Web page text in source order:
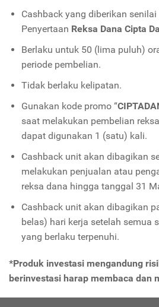
Cashback yang diberikan
Penyertaan Reksa Dana Cipta
Berlaku untuk 50 (lima puluh)
periode pembelian.
Tidak berlaku kelipatan.
Gunakan kode promo “
saat melakukan pembelian
dapat digunakan 1 (satu) kali.
Cashback unit akan dibagikan
melakukan penjualan atau
reksa dana hingga tanggal 31
Cashback unit akan dibagikan
belas) hari kerja setelah semua
yang berlaku terpenuhi.
*Produk investasi mengandung
berinvestasi harap membaca dan